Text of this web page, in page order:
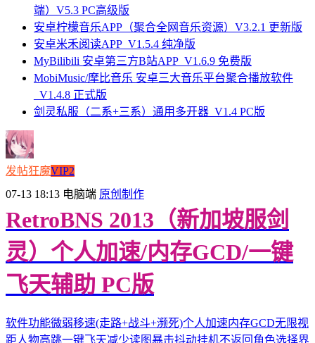
端）V5.3 PC高级版
安卓柠檬音乐APP（聚合全网音乐资源）V3.2.1 更新版
安卓米禾阅读APP_V1.5.4 纯净版
MyBilibili 安卓第三方B站APP_V1.6.9 免费版
MobiMusic/摩比音乐 安卓三大音乐平台聚合播放软件
_V1.4.8 正式版
剑灵私服（二系+三系）通用多开器_V1.4 PC版
发帖狂魔VIP2
07-13 18:13 电脑端 原创制作
RetroBNS 2013（新加坡服剑
灵）个人加速/内存GCD/一键
飞天辅助 PC版
软件功能微弱移速(走路+战斗+濒死)个人加速内存GCD无限视
距人物高跳一键飞天减少读图暴击抖动挂机不返回角色选择界